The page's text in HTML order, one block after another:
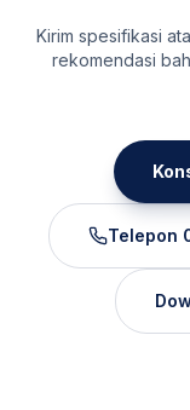
Kirim spesifikasi
rekomendasi
Telepon